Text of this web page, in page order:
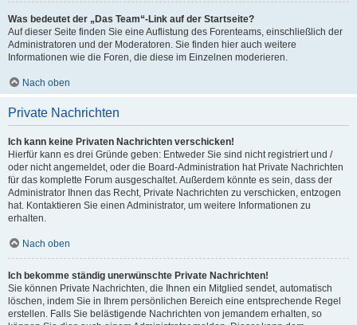
Was bedeutet der „Das Team“-Link auf der Startseite?
Auf dieser Seite finden Sie eine Auflistung des Forenteams, einschließlich der
Administratoren und der Moderatoren. Sie finden hier auch weitere
Informationen wie die Foren, die diese im Einzelnen moderieren.
Nach oben
Private Nachrichten
Ich kann keine Privaten Nachrichten verschicken!
Hierfür kann es drei Gründe geben: Entweder Sie sind nicht registriert und /
oder nicht angemeldet, oder die Board-Administration hat Private Nachrichten
für das komplette Forum ausgeschaltet. Außerdem könnte es sein, dass der
Administrator Ihnen das Recht, Private Nachrichten zu verschicken, entzogen
hat. Kontaktieren Sie einen Administrator, um weitere Informationen zu
erhalten.
Nach oben
Ich bekomme ständig unerwünschte Private Nachrichten!
Sie können Private Nachrichten, die Ihnen ein Mitglied sendet, automatisch
löschen, indem Sie in Ihrem persönlichen Bereich eine entsprechende Regel
erstellen. Falls Sie belästigende Nachrichten von jemandem erhalten, so